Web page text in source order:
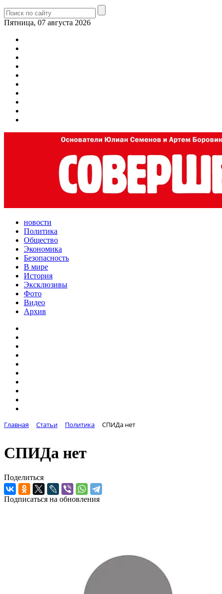
Пятница, 07 августа 2026
новости
Политика
Общество
Экономика
Безопасность
В мире
История
Эксклюзивы
Фото
Видео
Архив
Главная Статьи Политика СПИДа нет
СПИДа нет
Поделиться
Подписаться на обновления